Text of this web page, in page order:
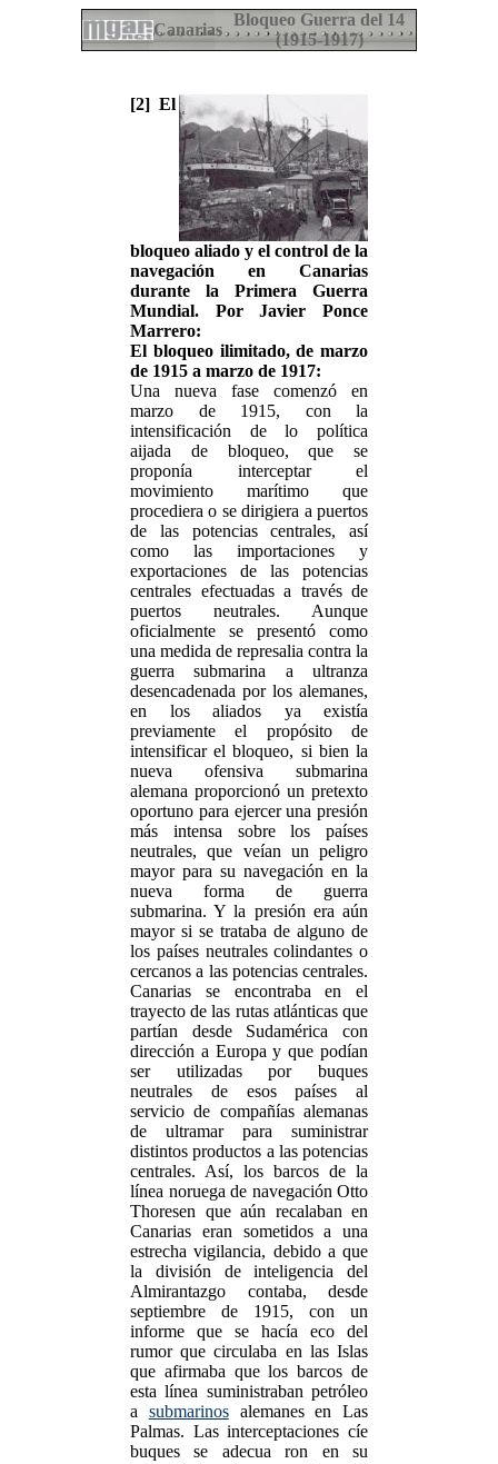
Canarias
Bloqueo Guerra del 14
(1915-1917)
[2] El
bloqueo aliado y el control de la
navegación en Canarias
durante la Primera Guerra
Mundial. Por Javier Ponce
Marrero:
El bloqueo ilimitado, de marzo
de 1915 a marzo de 1917:
Una nueva fase comenzó en
marzo de 1915, con la
intensificación de lo política
aijada de bloqueo, que se
proponía interceptar el
movimiento marítimo que
procediera o se dirigiera a puertos
de las potencias centrales, así
como las importaciones y
exportaciones de las potencias
centrales efectuadas a través de
puertos neutrales. Aunque
oficialmente se presentó como
una medida de represalia contra la
guerra submarina a ultranza
desencadenada por los alemanes,
en los aliados ya existía
previamente el propósito de
intensificar el bloqueo, si bien la
nueva ofensiva submarina
alemana proporcionó un pretexto
oportuno para ejercer una presión
más intensa sobre los países
neutrales, que veían un peligro
mayor para su navegación en la
nueva forma de guerra
submarina. Y la presión era aún
mayor si se trataba de alguno de
los países neutrales colindantes o
cercanos a las potencias centrales.
Canarias se encontraba en el
trayecto de las rutas atlánticas que
partían desde Sudamérica con
dirección a Europa y que podían
ser utilizadas por buques
neutrales de esos países al
servicio de compañías alemanas
de ultramar para suministrar
distintos productos a las potencias
centrales. Así, los barcos de la
línea noruega de navegación Otto
Thoresen que aún recalaban en
Canarias eran sometidos a una
estrecha vigilancia, debido a que
la división de inteligencia del
Almirantazgo contaba, desde
septiembre de 1915, con un
informe que se hacía eco del
rumor que circulaba en las Islas
que afirmaba que los barcos de
esta línea suministraban petróleo
a submarinosalemanes en Las
Palmas. Las interceptaciones cíe
buques se adecua ron en su